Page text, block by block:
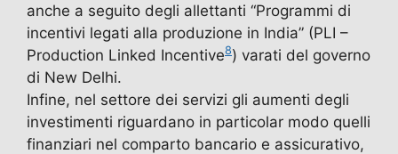
anche a seguito degli allettanti “Programmi di
incentivi legati alla produzione in India” (PLI –
Production Linked Incentive8) varati del governo
di New Delhi.
Infine, nel settore dei servizi gli aumenti degli
investimenti riguardano in particolar modo quelli
finanziari nel comparto bancario e assicurativo,